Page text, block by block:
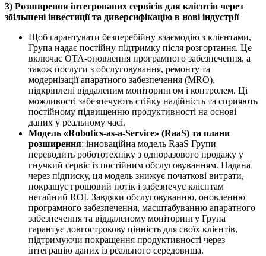
3) Розширення інтегрованих сервісів для клієнтів через
збільшені інвестиції та диверсифікацію в нові індустрії
Щоб гарантувати безперебійну взаємодію з клієнтами,
Група надає постійну підтримку після розгортання. Це
включає OTA-оновлення програмного забезпечення, а
також послуги з обслуговування, ремонту та
модернізації апаратного забезпечення (MRO),
підкріплені віддаленим моніторингом і контролем. Ці
можливості забезпечують стійку надійність та сприяють
постійному підвищенню продуктивності на основі
даних у реальному часі.
Модель «Robotics-as-a-Service» (RaaS) та плани
розширення: інноваційна модель RaaS Групи
переводить робототехніку з одноразового продажу у
гнучкий сервіс із постійним обслуговуванням. Надана
через підписку, ця модель знижує початкові витрати,
покращує грошовий потік і забезпечує клієнтам
негайний ROI. Завдяки обслуговуванню, оновленню
програмного забезпечення, масштабуванню апаратного
забезпечення та віддаленому моніторингу Група
гарантує довгострокову цінність для своїх клієнтів,
підтримуючи покращення продуктивності через
інтеграцію даних із реального середовища.